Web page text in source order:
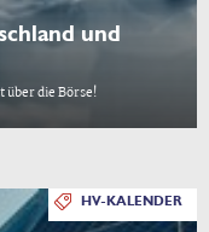
und
über die Börse!
HV-KALENDER